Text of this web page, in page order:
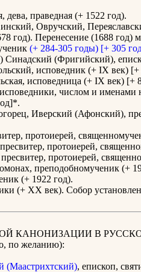
дева, праведная (+ 1522 год).
Овручский,
год). Перенесение (1688 год)
(+ 284-305 годы) [+ 305
Синадский (Фригийский),
исповедник (+ IX век)
исповедница (+ IX век) [+
исповедники, числом и именами
Иверский (Афонский),
протоиерей,
протоиерей,
пресвитер, протоиерей,
преподобномученик (+
(+ 1922 год).
(+ ХХ век). Собор установлен
КАНОНИЗАЦИИ В
по желанию):
(Маастрихтский), епископ,